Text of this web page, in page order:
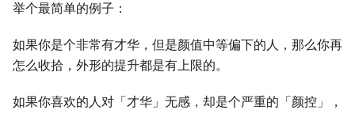
举个最简单的例子：
如果你是个非常有才华，但是颜值中等偏下的人，那么你再
怎么收拾，外形的提升都是有上限的。
如果你喜欢的人对「才华」无感，却是个严重的「颜控」，